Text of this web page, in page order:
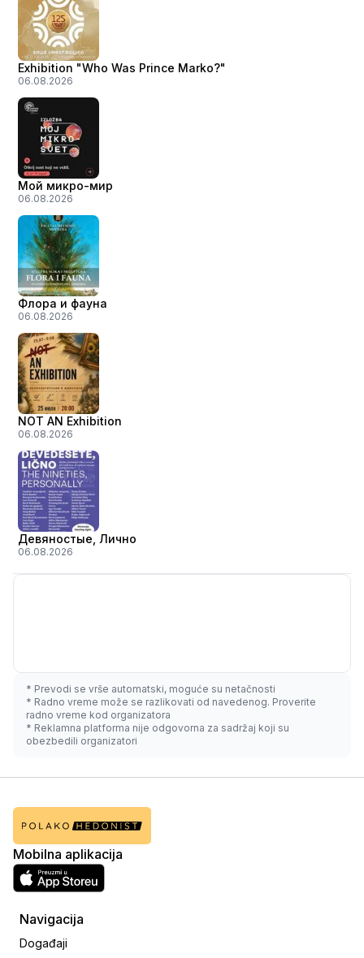
Exhibition "Who Was Prince Marko?"
06.08.2026
Мой микро-мир
06.08.2026
Флора и фауна
06.08.2026
NOT AN Exhibition
06.08.2026
Девяностые, Лично
06.08.2026
* Prevodi se vrše automatski, moguće su netačnosti
* Radno vreme može se razlikovati od navedenog. Proverite
radno vreme kod organizatora
* Reklamna platforma nije odgovorna za sadržaj koji su
obezbedili organizatori
Mobilna aplikacija
Navigacija
Događaji